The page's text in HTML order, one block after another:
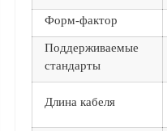
Продукция НПП
СЕНСОР
Газоаналитическое
оборудование
Эксплуатационное
Форм-фактор
Поддерживаемые
стандарты
Длина кабеля